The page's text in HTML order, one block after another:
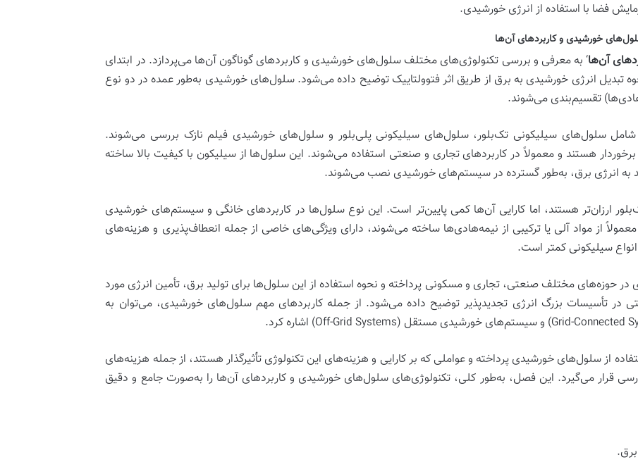
فضا با استفاده از انرژی خورشیدی.
آن‌ها‘ به معرفی و بررسی تکنولوژی‌های مختلف سلول‌های خورشیدی و کاربردهای گوناگون آن‌ها می‌پردازد. در ابتدای
تبدیل انرژی خورشیدی به برق از طریق اثر فتوولتاییک توضیح داده می‌شود. سلول‌های خورشیدی به‌طور عمده در دو نوع
تقسیم‌بندی می‌شوند.
شاملسلول‌های سیلیکونی تک‌بلور،سلول‌های سیلیکونی پلی‌بلور و سلول‌های خورشیدی فیلم نازک بررسی می‌شوند.
برخوردار هستند و معمولاً در کاربردهای تجاری و صنعتی استفاده می‌شوند. این سلول‌ها از سیلیکون با کیفیت بالا ساخته
به انرژی برق، به‌طور گسترده در سیستم‌های خورشیدی نصب می‌شوند.
ارزان‌تر هستند، اما کارایی آن‌ها کمی پایین‌تر است. این نوع سلول‌ها در کاربردهای خانگی و سیستم‌های خورشیدی
از مواد آلی یا ترکیبی از نیمه‌هادی‌ها ساخته می‌شوند، دارای ویژگی‌های خاصی از جمله انعطاف‌پذیری و هزینه‌های
انواع سیلیکونی کمتر است.
مختلف صنعتی، تجاری و مسکونی پرداخته و نحوه استفاده از این سلول‌ها برای تولید برق، تأمین انرژی مورد
در تأسیسات بزرگ انرژی تجدیدپذیر توضیح داده می‌شود. از جمله کاربردهای مهم سلول‌های خورشیدی، می‌توان به
وسیستم‌های خورشیدی مستقل (Off-Grid Systems) اشاره کرد.
از سلول‌های خورشیدی پرداخته و عواملی که بر کارایی و هزینه‌های این تکنولوژی تأثیرگذار هستند، از جمله هزینه‌های
قرار می‌گیرد. این فصل، به‌طور کلی، تکنولوژی‌های سلول‌های خورشیدی و کاربردهای آن‌ها را به‌صورت جامع و دقیق